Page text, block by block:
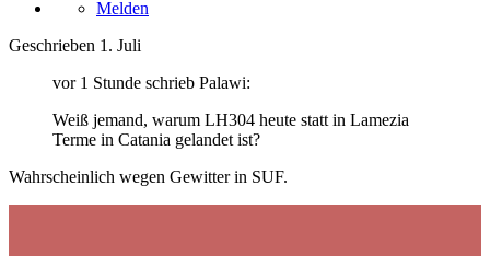
Melden
Geschrieben 1. Juli
vor 1 Stunde schrieb Palawi:
Weiß jemand, warum LH304 heute statt in Lamezia
Terme in Catania gelandet ist?
Wahrscheinlich wegen Gewitter in SUF.